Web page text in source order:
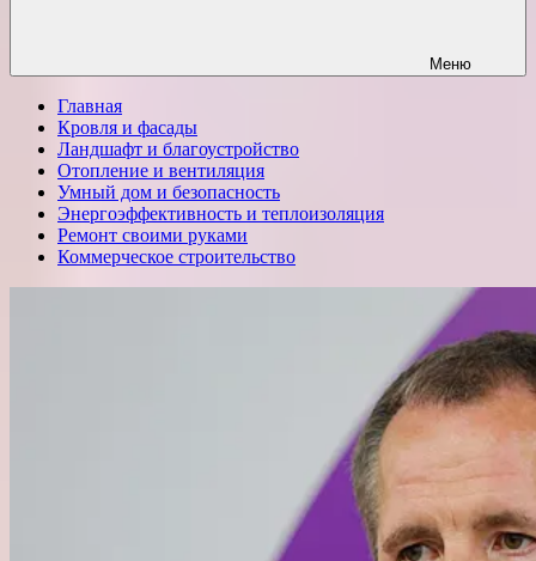
Меню
Главная
Кровля и фасады
Ландшафт и благоустройство
Отопление и вентиляция
Умный дом и безопасность
Энергоэффективность и теплоизоляция
Ремонт своими руками
Коммерческое строительство